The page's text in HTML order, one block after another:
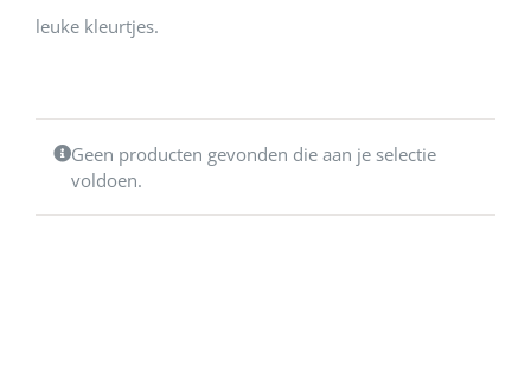
leuke kleurtjes.
Geen producten gevonden die aan je selectie
voldoen.